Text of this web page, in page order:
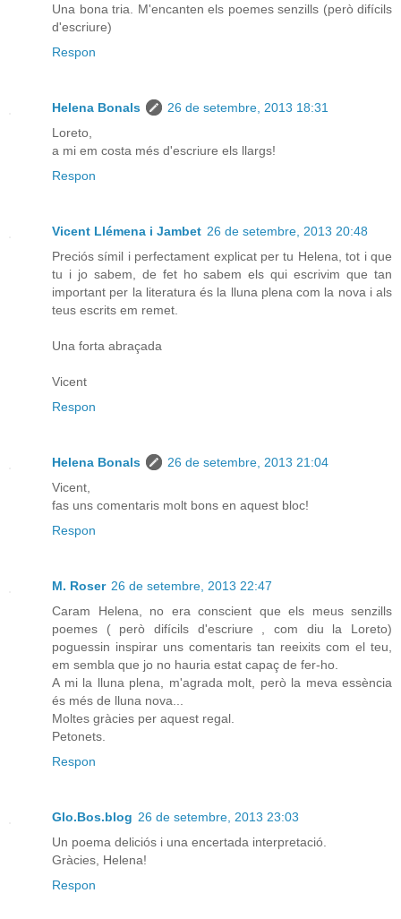
Una bona tria. M'encanten els poemes senzills (però difícils
d'escriure)
Respon
Helena Bonals
26 de setembre, 2013 18:31
Loreto,
a mi em costa més d'escriure els llargs!
Respon
Vicent Llémena i Jambet 26 de setembre, 2013 20:48
Preciós símil i perfectament explicat per tu Helena, tot i que
tu i jo sabem, de fet ho sabem els qui escrivim que tan
important per la literatura és la lluna plena com la nova i als
teus escrits em remet.
Una forta abraçada
Vicent
Respon
Helena Bonals
26 de setembre, 2013 21:04
Vicent,
fas uns comentaris molt bons en aquest bloc!
Respon
M. Roser 26 de setembre, 2013 22:47
Caram Helena, no era conscient que els meus senzills
poemes ( però difícils d'escriure , com diu la Loreto)
poguessin inspirar uns comentaris tan reeixits com el teu,
em sembla que jo no hauria estat capaç de fer-ho.
A mi la lluna plena, m'agrada molt, però la meva essència
és més de lluna nova...
Moltes gràcies per aquest regal.
Petonets.
Respon
Glo.Bos.blog 26 de setembre, 2013 23:03
Un poema deliciós i una encertada interpretació.
Gràcies, Helena!
Respon